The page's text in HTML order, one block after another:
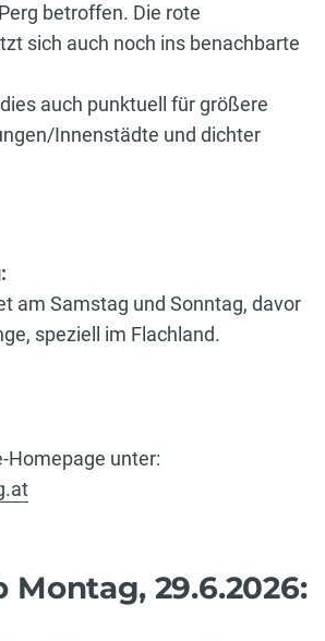
betroffen. Die rote
sich auch noch ins benachbarte
auch punktuell für größere
Innenstädte und dichter
am Samstag und Sonntag, davor
speziell im Flachland.
Homepage unter:
Montag, 29.6.2026: